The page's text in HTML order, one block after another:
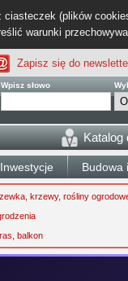
ciasteczek (plików
warunki
Zapisz się do
Wpisz słowo
Katalog
Inwestycje Budowa
krzewy, rośliny
balkon